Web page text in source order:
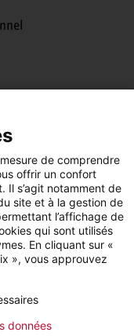
Facebook
de comprendre
offrir un confort
Il s’agit notamment de
site et à la gestion de
l’affichage de
qui sont utilisés
En cliquant sur «
», vous approuvez
données